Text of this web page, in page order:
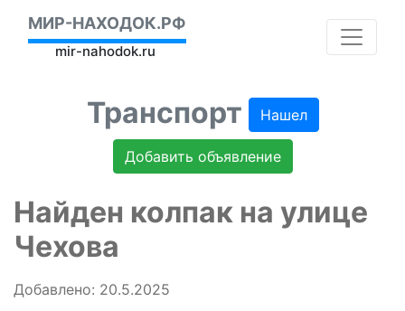
МИР-НАХОДОК.РФ
mir-nahodok.ru
Транспорт Нашел
Добавить объявление
Найден колпак на улице
Чехова
Добавлено: 20.5.2025